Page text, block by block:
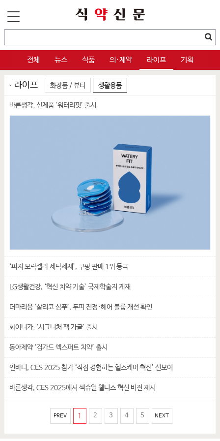
전체 뉴스 식품 의·제약 라이프 기획
라이프 화장품 / 뷰티 생활용품
바른생각, 신제품 ‘워터리핏’ 출시
‘피지 모락셀라 세탁세제’, 쿠팡 판매 1위 등극
LG생활건강, ‘혁신 치약 기술’ 국제학술지 게재
더마리움 ‘살리코 샴푸’, 두피 진정·헤어 볼륨 개선 확인
화이니카, ‘시그니처 팩 가글’ 출시
동아제약 ‘검가드 엑스퍼트 치약’ 출시
인바디, CES 2025 참가 ‘직접 경험하는 헬스케어 혁신’ 선보여
바른생각, CES 2025에서 섹슈얼 웰니스 혁신 비전 제시
PREV 1 2 3 4 5 NEXT